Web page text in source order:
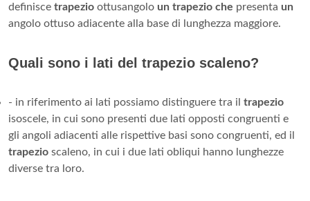
definisce trapezio ottusangolo un trapezio che presenta un
angolo ottuso adiacente alla base di lunghezza maggiore.
Quali sono i lati del trapezio scaleno?
- in riferimento ai lati possiamo distinguere tra il trapezio
isoscele, in cui sono presenti due lati opposti congruenti e
gli angoli adiacenti alle rispettive basi sono congruenti, ed il
trapezio scaleno, in cui i due lati obliqui hanno lunghezze
diverse tra loro.